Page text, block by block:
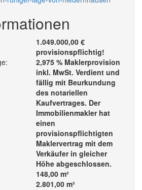
1.049.000,00 €
provisionspflichtig!
2,975 % Maklerprovision
inkl. MwSt. Verdient und
fällig mit Beurkundung
des notariellen
Kaufvertrages. Der
Immobilienmakler hat
einen
provisionspflichtigten
Maklervertrag mit dem
Verkäufer in gleicher
Höhe abgeschlossen.
148,00 m²
2.801,00 m²